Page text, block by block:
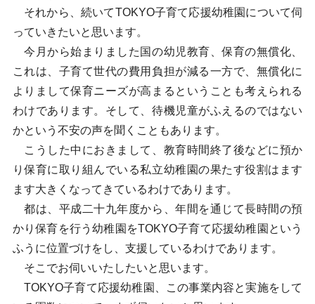
それから、続いてTOKYO子育て応援幼稚園について伺
っていきたいと思います。
今月から始まりました国の幼児教育、保育の無償化、
これは、子育て世代の費用負担が減る一方で、無償化に
よりまして保育ニーズが高まるということも考えられる
わけであります。そして、待機児童がふえるのではない
かという不安の声を聞くこともあります。
こうした中におきまして、教育時間終了後などに預か
り保育に取り組んでいる私立幼稚園の果たす役割はます
ます大きくなってきているわけであります。
都は、平成二十九年度から、年間を通じて長時間の預
かり保育を行う幼稚園をTOKYO子育て応援幼稚園という
ふうに位置づけをし、支援しているわけであります。
そこでお伺いいたしたいと思います。
TOKYO子育て応援幼稚園、この事業内容と実施をして